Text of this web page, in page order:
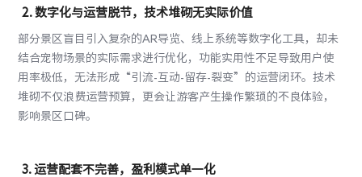
2. 数字化与运营脱节，技术堆砌无实际价值
部分景区盲目引入复杂的AR导览、线上系统等数字化工具，却未
结合宠物场景的实际需求进行优化，功能实用性不足导致用户使
用率极低，无法形成“引流-互动-留存-裂变”的运营闭环。技术
堆砌不仅浪费运营预算，更会让游客产生操作繁琐的不良体验，
影响景区口碑。
3. 运营配套不完善，盈利模式单一化